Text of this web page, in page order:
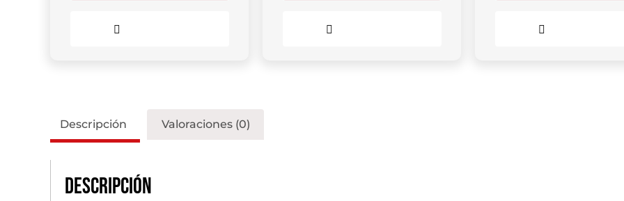
Descripción Valoraciones (0)
Descripción